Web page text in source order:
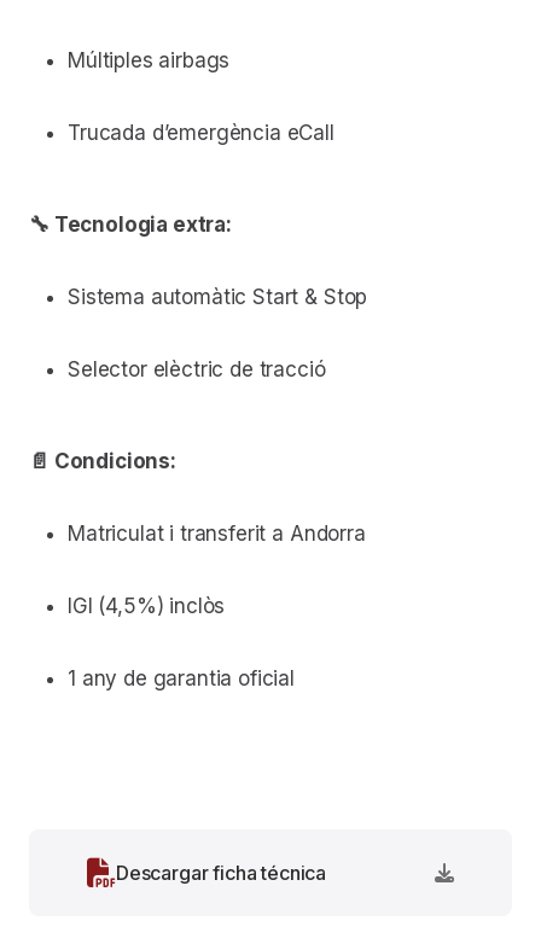
Múltiples airbags
Trucada d’emergència eCall
🔧 Tecnologia extra:
Sistema automàtic Start & Stop
Selector elèctric de tracció
📄 Condicions:
Matriculat i transferit a Andorra
IGI (4,5%) inclòs
1 any de garantia oficial
Descargar ficha técnica